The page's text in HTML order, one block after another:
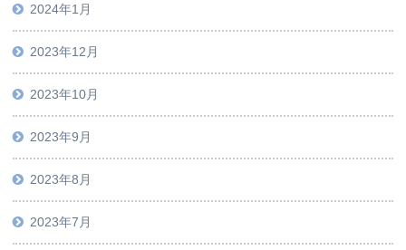
2024年1月
2023年12月
2023年10月
2023年9月
2023年8月
2023年7月